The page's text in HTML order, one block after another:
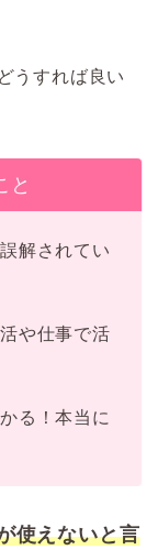
うすれば良い
と
解されてい
や仕事で活
る！本当に
使えないと言